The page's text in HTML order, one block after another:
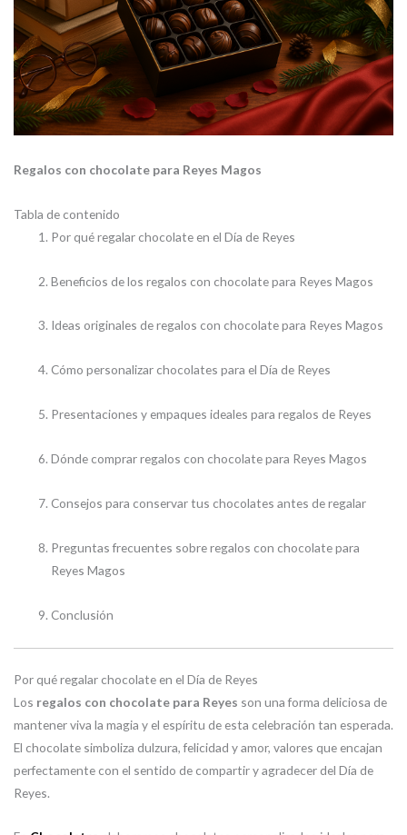
Regalos con chocolate para Reyes Magos
Tabla de contenido
Por qué regalar chocolate en el Día de Reyes
Beneficios de los regalos con chocolate para Reyes Magos
Ideas originales de regalos con chocolate para Reyes Magos
Cómo personalizar chocolates para el Día de Reyes
Presentaciones y empaques ideales para regalos de Reyes
Dónde comprar regalos con chocolate para Reyes Magos
Consejos para conservar tus chocolates antes de regalar
Preguntas frecuentes sobre regalos con chocolate para
Reyes Magos
Conclusión
Por qué regalar chocolate en el Día de Reyes
Los regalos con chocolate para Reyes son una forma deliciosa de
mantener viva la magia y el espíritu de esta celebración tan esperada.
El chocolate simboliza dulzura, felicidad y amor, valores que encajan
perfectamente con el sentido de compartir y agradecer del Día de
Reyes.